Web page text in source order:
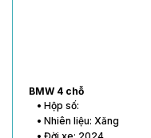
BMW 4 chỗ
• Hộp số:
• Nhiên liệu: Xăng